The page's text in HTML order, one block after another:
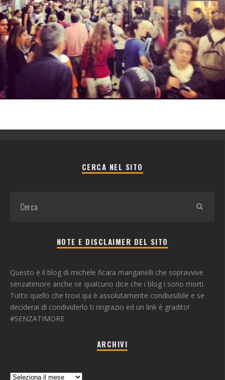
CERCA NEL SITO
NOTE E DISCLAIMER DEL SITO
Questo è il blog di michele ficara manganelli che sopravvive
senzatimore anche se qualcuno dice che i blog i sono morti.
Tutto quello che trovi qui è assolutamente condivisibile e se
deciderai di condividerlo ti ringrazio ed un link è gradito!
#SENZATIMORE
ARCHIVI
Archivi